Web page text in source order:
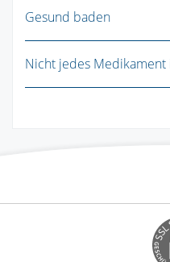
Gesund baden
Nicht jedes Medikament